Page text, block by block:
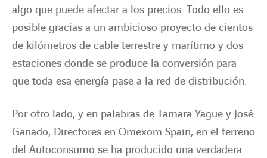
algo que puede afectar a los precios. Todo ello es
posible gracias a un ambicioso proyecto de cientos
de kilómetros de cable terrestre y marítimo y dos
estaciones donde se produce la conversión para
que toda esa energía pase a la red de distribución.
Por otro lado, y en palabras de Tamara Yagüe y José
Ganado, Directores en Omexom Spain, en el terreno
del Autoconsumo se ha producido una verdadera